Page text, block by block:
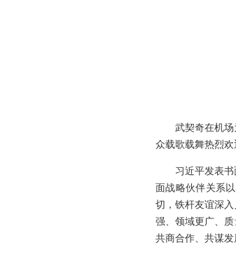
武契奇在机
众载歌载舞热烈欢
习近平发表
面战略伙伴关系
切，铁杆友谊深
强、领域更广、
共商合作、共谋